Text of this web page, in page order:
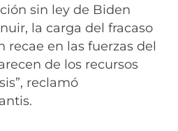
sin ley de Biden
la carga del fracaso
recae en las fuerzas del
de los recursos
reclamó